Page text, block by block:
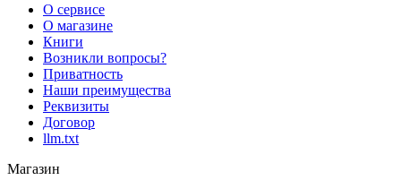
О сервисе
О магазине
Книги
Возникли вопросы?
Приватность
Наши преимущества
Реквизиты
Договор
llm.txt
Магазин